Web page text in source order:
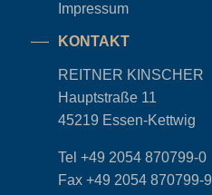
Impressum
KONTAKT
REITNER KINSCHER
Hauptstraße 11
45219 Essen-Kettwig
Tel +49 2054 870799-0
Fax +49 2054 870799-9